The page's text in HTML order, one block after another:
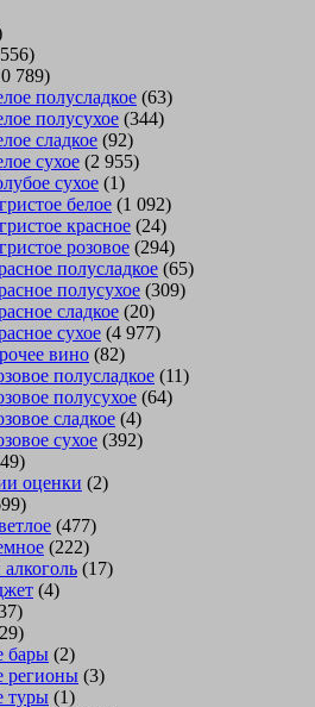
789)
полусладкое (63)
полусухое (344)
сладкое (92)
сухое (2 955)
сухое (1)
белое (1 092)
красное (24)
розовое (294)
полусладкое (65)
полусухое (309)
сладкое (20)
сухое (4 977)
вино (82)
полусладкое (11)
полусухое (64)
сладкое (4)
сухое (392)
оценки (2)
(477)
(222)
(17)
(4)
бары (2)
регионы (3)
туры (1)